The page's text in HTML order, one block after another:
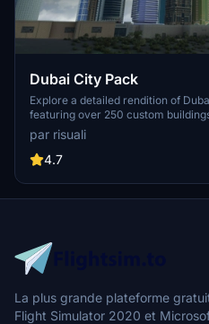
Dubai City Pack
Explore a detailed rendition of
featuring over 250 custom
iconic hotels and tourist
the daytime visuals, this pack
buildings, promising a refreshing
to address previous elevation
flight into this dynamic cityscape.
par risuali
4.7
La plus grande plateforme
Flight Simulator 2020 et